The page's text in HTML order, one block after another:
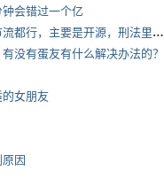
会错过一个亿
*
有啥搞钱的路子吗，开源节流都行，主要是开源，刑法里的咱不做
没有蛋友有什么解决办法的？
女朋友
因